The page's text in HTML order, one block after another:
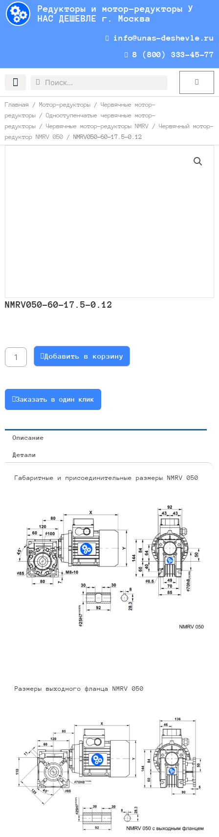
Перейти
содержимому
Редукторы и мотор-редукторы У
НАС ДЕШЕВЛЕ г. Москва
info@unas-deshevle.ru
8 (800) 333-45-77
Search
Search Cart
Главная / Мотор-редукторы / Червячные мотор-
редукторы / Одноступенчатые червячные мотор-
редукторы / Червячные мотор-редукторы NMRV / Червячный мотор-
редуктор NMRV 050 / NMRV050-60-17.5-0.12
NMRV050-60-17.5-0.12
NMRV050-
60-
Добавить в корзину
Заказать в один клик
Описание
Детали
Габаритные и присоединительные размеры NMRV 050
Размеры выходного фланца NMRV 050